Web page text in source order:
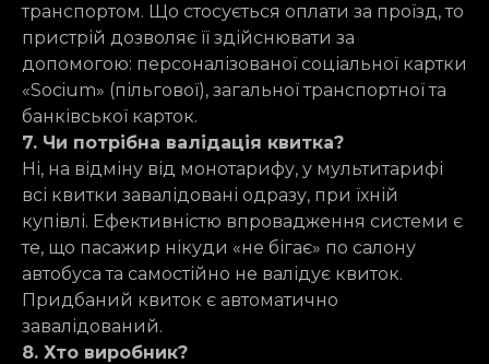
транспортом. Що стосується оплати за проїзд, то
пристрій дозволяє її здійснювати за
допомогою: персоналізованої соціальної картки
«Socium» (пільгової), загальної транспортної та
банківської карток.
7. Чи потрібна валідація квитка?
Ні, на відміну від монотарифу, у мультитарифі
всі квитки завалідовані одразу, при їхній
купівлі. Ефективністю впровадження системи є
те, що пасажир нікуди «не бігає» по салону
автобуса та самостійно не валідує квиток.
Придбаний квиток є автоматично
завалідований.
8. Хто виробник?